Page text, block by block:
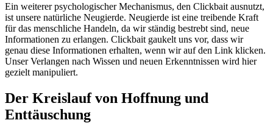
Ein weiterer psychologischer Mechanismus, den Clickbait ausnutzt,
ist unsere natürliche Neugierde. Neugierde ist eine treibende Kraft
für das menschliche Handeln, da wir ständig bestrebt sind, neue
Informationen zu erlangen. Clickbait gaukelt uns vor, dass wir
genau diese Informationen erhalten, wenn wir auf den Link klicken.
Unser Verlangen nach Wissen und neuen Erkenntnissen wird hier
gezielt manipuliert.
Der Kreislauf von Hoffnung und
Enttäuschung